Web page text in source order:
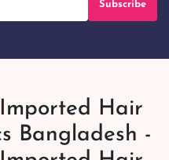
Subscribe
Hair
Bangladesh -